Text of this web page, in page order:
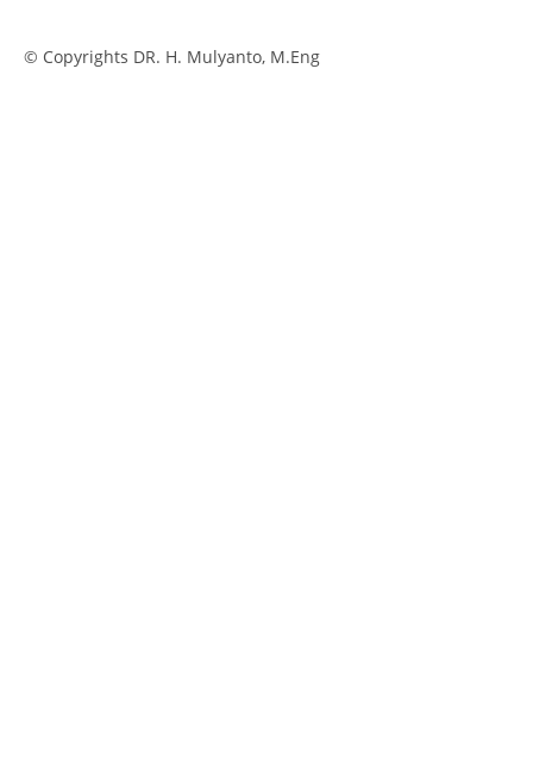
© Copyrights DR. H. Mulyanto, M.Eng